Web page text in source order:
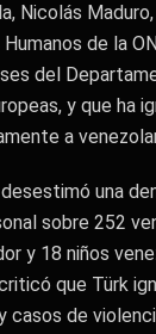
Nicolás
de la
del
y que ha
a
una
sobre 252
y 18 niños
que Türk
casos de